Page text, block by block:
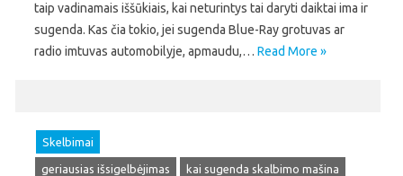
taip vadinamais iššūkiais, kai neturintys tai daryti daiktai ima ir
sugenda. Kas čia tokio, jei sugenda Blue-Ray grotuvas ar
radio imtuvas automobilyje, apmaudu,… Read More »
Skelbimai
geriausias išsigelbėjimas
kai sugenda skalbimo mašina